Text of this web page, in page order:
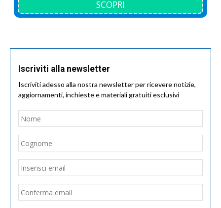
SCOPRI
Iscriviti alla newsletter
Iscriviti adesso alla nostra newsletter per ricevere notizie,
aggiornamenti, inchieste e materiali gratuiti esclusivi
Nome
Email